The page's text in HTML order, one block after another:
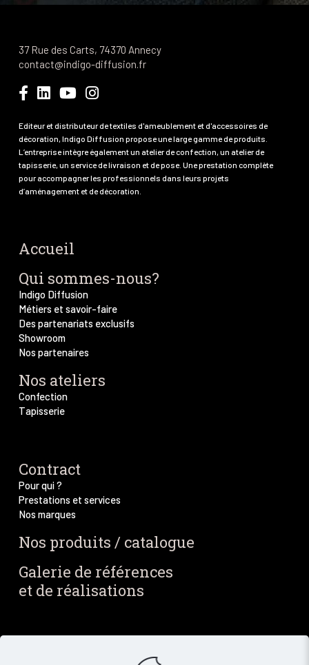
37 Rue des Carts, 74370 Annecy
contact@indigo-diffusion.fr
Editeur et distributeur de textiles d'ameublement et d'accessoires de
décoration, Indigo Diffusion propose une large gamme de produits.
L’entreprise intègre également un atelier de confection, un atelier de
tapisserie, un service de livraison et de pose. Une prestation complète
pour accompagner les professionnels dans leurs projets
d’aménagement et de décoration.
Accueil
Qui sommes-nous?
Indigo Diffusion
Métiers et savoir-faire
Des partenariats exclusifs
Showroom
Nos partenaires
Nos ateliers
Confection
Tapisserie
Contract
Pour qui ?
Prestations et services
Nos marques
Nos produits / catalogue
Galerie de références
et de réalisations